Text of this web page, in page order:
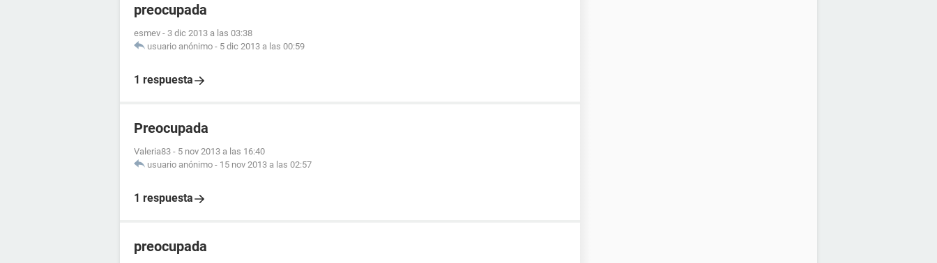
preocupada
esmev - 3 dic 2013 a las 03:38
usuario anónimo - 5 dic 2013 a las 00:59
1 respuesta
Preocupada
Valeria83 - 5 nov 2013 a las 16:40
usuario anónimo - 15 nov 2013 a las 02:57
1 respuesta
preocupada